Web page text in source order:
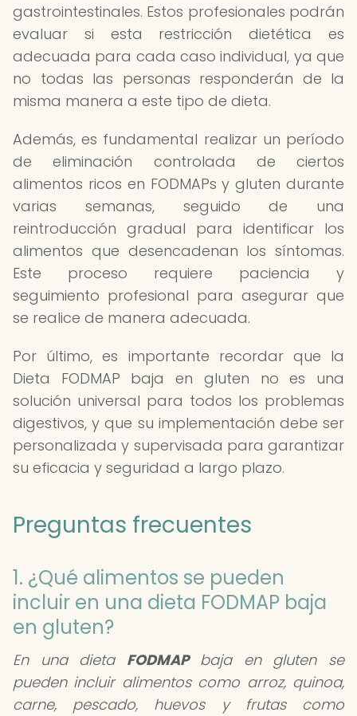
gastrointestinales. Estos profesionales podrán
evaluar si esta restricción dietética es
adecuada para cada caso individual, ya que
no todas las personas responderán de la
misma manera a este tipo de dieta.
Además, es fundamental realizar un período
de eliminación controlada de ciertos
alimentos ricos en FODMAPs y gluten durante
varias semanas, seguido de una
reintroducción gradual para identificar los
alimentos que desencadenan los síntomas.
Este proceso requiere paciencia y
seguimiento profesional para asegurar que
se realice de manera adecuada.
Por último, es importante recordar que la
Dieta FODMAP baja en gluten no es una
solución universal para todos los problemas
digestivos, y que su implementación debe ser
personalizada y supervisada para garantizar
su eficacia y seguridad a largo plazo.
Preguntas frecuentes
1. ¿Qué alimentos se pueden
incluir en una dieta FODMAP baja
en gluten?
En una dieta FODMAPbaja en gluten se
pueden incluir alimentos como arroz, quinoa,
carne, pescado, huevos y frutas como